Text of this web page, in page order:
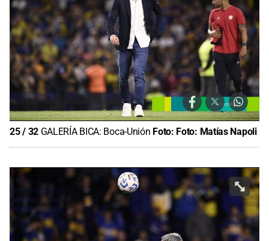
25/ 32 GALERÍA BICA: Boca-Unión Foto: Foto: Matías Napoli